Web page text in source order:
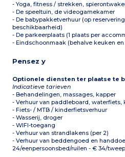
- Yoga, fitness / strekken,
- De speeltuin, de videogamekamer
- De babypakketverhuur (op
beschikbaarheid)
- De parkeerplaats (1 plaats per
- Eindschoonmaak (behalve keuken en
Pensez y
Optionele diensten ter plaatse te
Indicatieve tarieven
- Behandelingen, massages, kapper
- Verhuur van paddleboard, waterfiets,
- Fiets- / MTB / kinderfietsverhuur
- Wasserij, droger
- WIFI-toegang
- Verhuur van strandlakens (per 2)
- Verhuur van beddengoed en
24/eenpersoonsbed/ruilen - € 34/